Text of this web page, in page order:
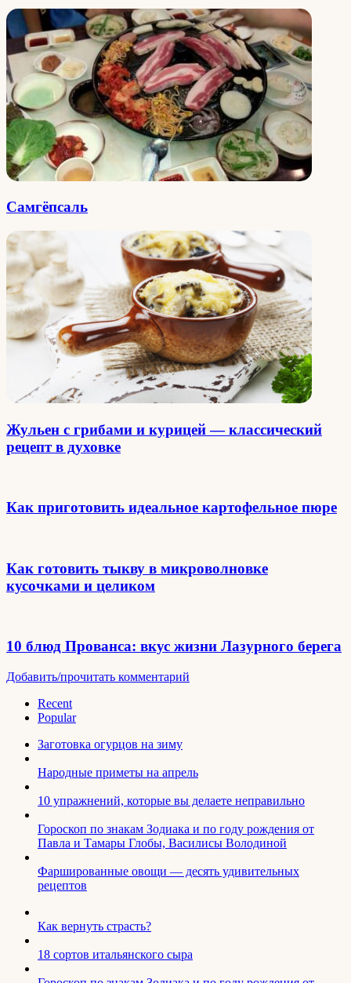
Самгёпсаль
Жульен с грибами и курицей — классический
рецепт в духовке
Как приготовить идеальное картофельное пюре
Как готовить тыкву в микроволновке
кусочками и целиком
10 блюд Прованса: вкус жизни Лазурного берега
Добавить/прочитать комментарий
Recent
Popular
Заготовка огурцов на зиму
Народные приметы на апрель
10 упражнений, которые вы делаете неправильно
Гороскоп по знакам Зодиака и по году рождения от
Павла и Тамары Глобы, Василисы Володиной
Фаршированные овощи — десять удивительных
рецептов
Как вернуть страсть?
18 сортов итальянского сыра